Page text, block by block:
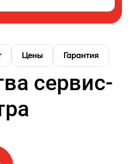
Цены Гарантия
сервис-